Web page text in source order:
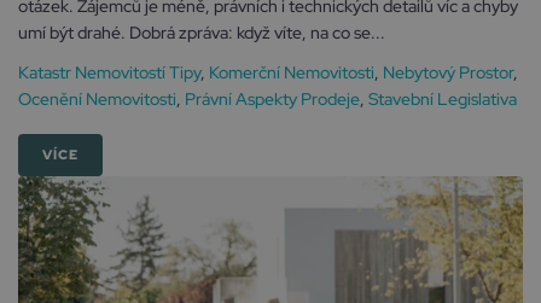
otázek. Zájemců je méně, právních i technických detailů víc a chyby
umí být drahé. Dobrá zpráva: když víte, na co se...
Katastr Nemovitostí Tipy, Komerční Nemovitosti, Nebytový Prostor,
Ocenění Nemovitosti, Právní Aspekty Prodeje, Stavební Legislativa
VÍCE